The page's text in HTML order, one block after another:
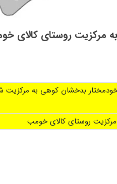
به مركزيت روستای كالای
بدخشان كوهی به مركزيت
مركزيت روستای كالای خومب